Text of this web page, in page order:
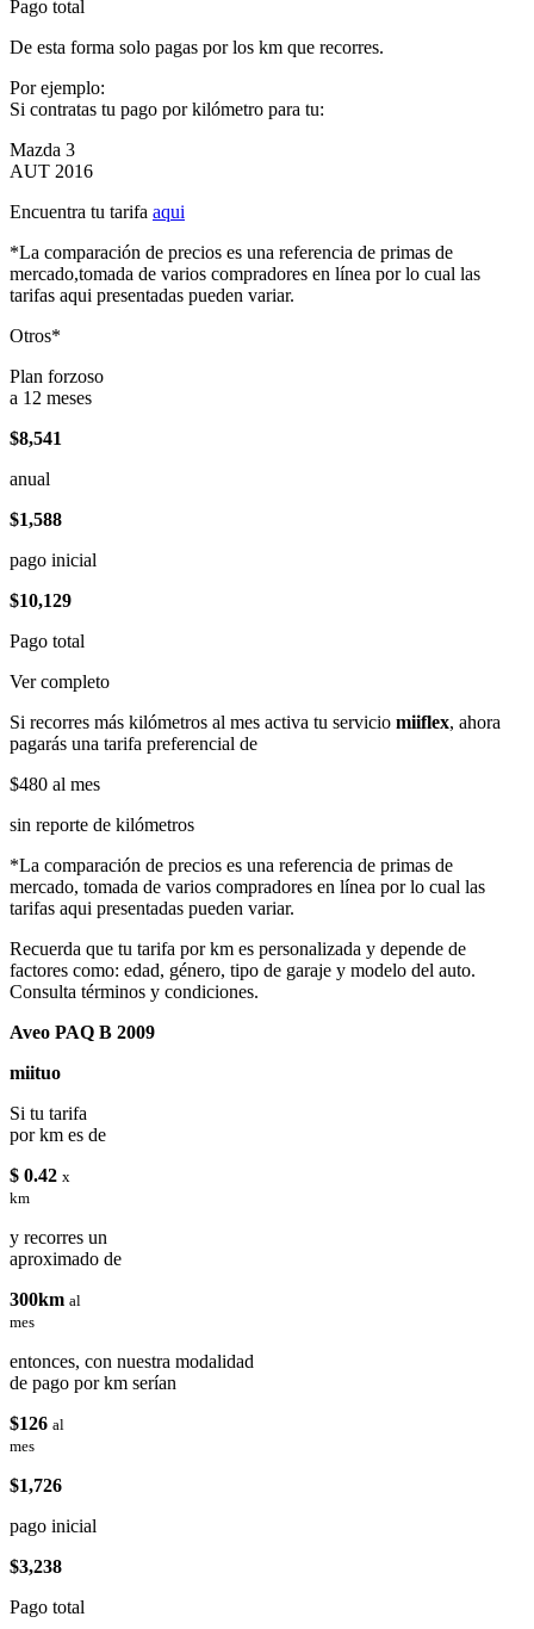
Pago total
De esta forma solo pagas por los km que recorres.
Por ejemplo:
Si contratas tu pago por kilómetro para tu:
Mazda 3
AUT 2016
Encuentra tu tarifa aqui
*La comparación de precios es una referencia de primas de
mercado,tomada de varios compradores en línea por lo cual las
tarifas aqui presentadas pueden variar.
Otros*
Plan forzoso
a 12 meses
$8,541
anual
$1,588
pago inicial
$10,129
Pago total
Ver completo
Si recorres más kilómetros al mes activa tu servicio miiflex, ahora
pagarás una tarifa preferencial de
$480 al mes
sin reporte de kilómetros
*La comparación de precios es una referencia de primas de
mercado, tomada de varios compradores en línea por lo cual las
tarifas aqui presentadas pueden variar.
Recuerda que tu tarifa por km es personalizada y depende de
factores como: edad, género, tipo de garaje y modelo del auto.
Consulta términos y condiciones.
Aveo PAQ B 2009
miituo
Si tu tarifa
por km es de
$ 0.42 x
km
y recorres un
aproximado de
300km al
mes
entonces, con nuestra modalidad
de pago por km serían
$126 al
mes
$1,726
pago inicial
$3,238
Pago total